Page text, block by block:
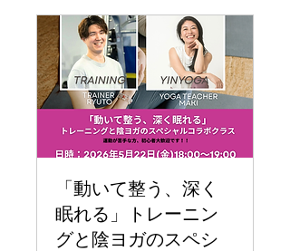
「動いて整う、深く
眠れる」トレーニン
グと陰ヨガのスペシ